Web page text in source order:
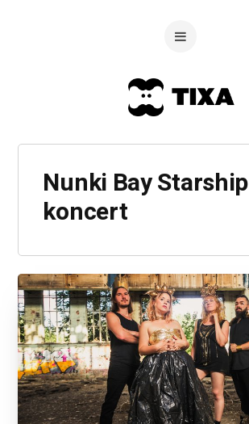
Nunki Bay Starship
koncert